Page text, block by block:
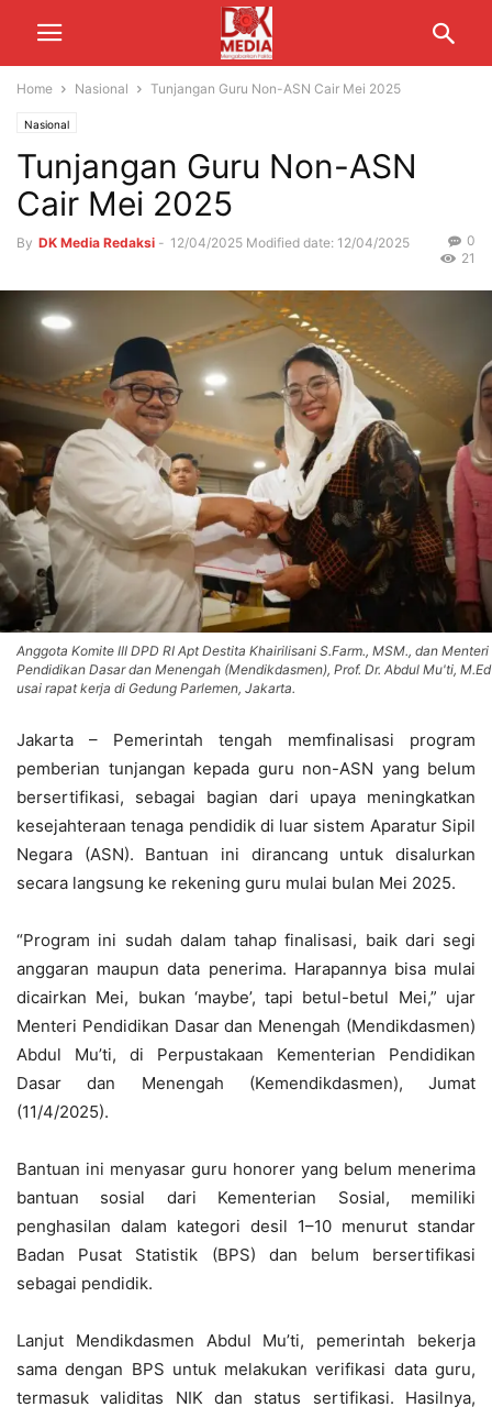
Home Nasional Tunjangan Guru Non-ASN Cair Mei 2025
Nasional
Tunjangan Guru Non-ASN
Cair Mei 2025
By DK Media Redaksi - 12/04/2025 Modified date: 12/04/2025
0
21
Anggota Komite III DPD RI Apt Destita Khairilisani S.Farm., MSM., dan Menteri
Pendidikan Dasar dan Menengah (Mendikdasmen), Prof. Dr. Abdul Mu'ti, M.Ed
usai rapat kerja di Gedung Parlemen, Jakarta.
Jakarta – Pemerintah tengah memfinalisasi program
pemberian tunjangan kepada guru non-ASN yang belum
bersertifikasi, sebagai bagian dari upaya meningkatkan
kesejahteraan tenaga pendidik di luar sistem Aparatur Sipil
Negara (ASN). Bantuan ini dirancang untuk disalurkan
secara langsung ke rekening guru mulai bulan Mei 2025.
“Program ini sudah dalam tahap finalisasi, baik dari segi
anggaran maupun data penerima. Harapannya bisa mulai
dicairkan Mei, bukan ‘maybe’, tapi betul-betul Mei,” ujar
Menteri Pendidikan Dasar dan Menengah (Mendikdasmen)
Abdul Mu’ti, di Perpustakaan Kementerian Pendidikan
Dasar dan Menengah (Kemendikdasmen), Jumat
(11/4/2025).
Bantuan ini menyasar guru honorer yang belum menerima
bantuan sosial dari Kementerian Sosial, memiliki
penghasilan dalam kategori desil 1–10 menurut standar
Badan Pusat Statistik (BPS) dan belum bersertifikasi
sebagai pendidik.
Lanjut Mendikdasmen Abdul Mu’ti, pemerintah bekerja
sama dengan BPS untuk melakukan verifikasi data guru,
termasuk validitas NIK dan status sertifikasi. Hasilnya,